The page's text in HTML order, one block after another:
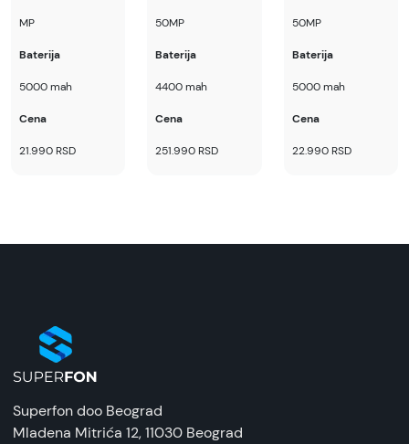
MP
Baterija
5000 mah
Cena
21.990 RSD
50MP
Baterija
4400 mah
Cena
251.990 RSD
50MP
Baterija
5000 mah
Cena
22.990 RSD
Superfon doo Beograd
Mladena Mitrića 12, 11030 Beograd